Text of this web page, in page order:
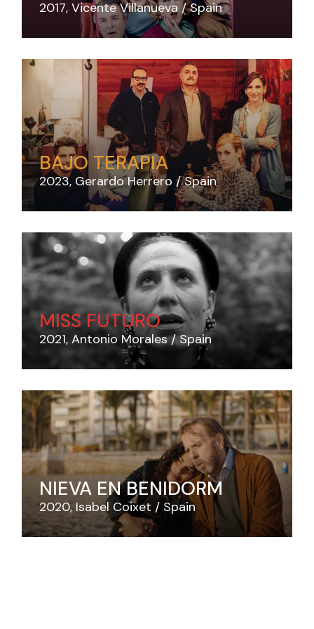
2017 Vicente Villanueva Spain
BAJO TERAPIA
2023 Gerardo Herrero Spain
MISS FUTURO
2021 Antonio Morales Spain
NIEVA EN BENIDORM
2020 Isabel Coixet Spain